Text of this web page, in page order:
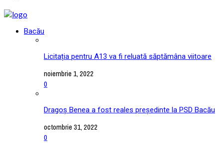
Bacău
Licitația pentru A13 va fi reluată săptămâna viitoare
noiembrie 1, 2022
0
Dragoș Benea a fost reales președinte la PSD Bacău
octombrie 31, 2022
0